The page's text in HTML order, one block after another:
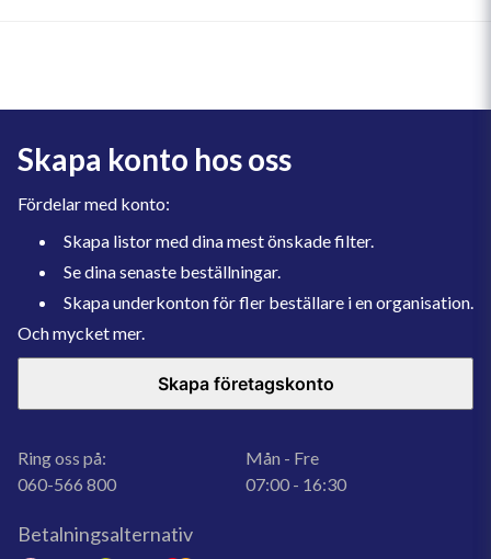
Skapa konto hos oss
Fördelar med konto:
Skapa listor med dina mest önskade filter.
Se dina senaste beställningar.
Skapa underkonton för fler beställare i en organisation.
Och mycket mer.
Skapa företagskonto
Ring oss på:
060-566 800
Mån - Fre
07:00 - 16:30
Betalningsalternativ